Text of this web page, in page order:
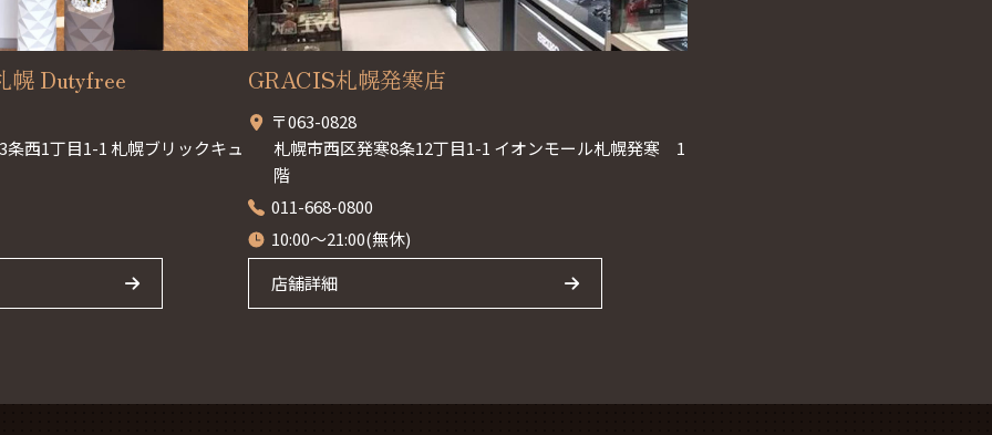
幌 Dutyfree
西1丁目1-1 札幌ブリックキュ
GRACIS札幌発寒店
〒063-0828
札幌市西区発寒8条12丁目1-1 イオンモール札幌発寒 1
階
011-668-0800
10:00～21:00(無休)
店舗詳細